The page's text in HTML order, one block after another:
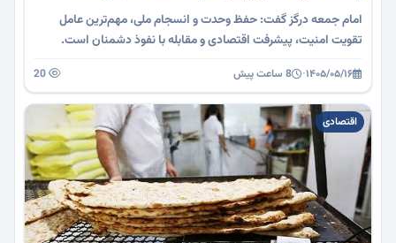
امام جمعه درگز گفت: حفظ وحدت و انسجام ملی، مهم‌ترین عامل
تقویت امنیت، پیشرفت اقتصادی و مقابله با نفوذ دشمنان است.
۱۴۰۵/۰۵/۱۶· 8 ساعت پیش
اقتصادی